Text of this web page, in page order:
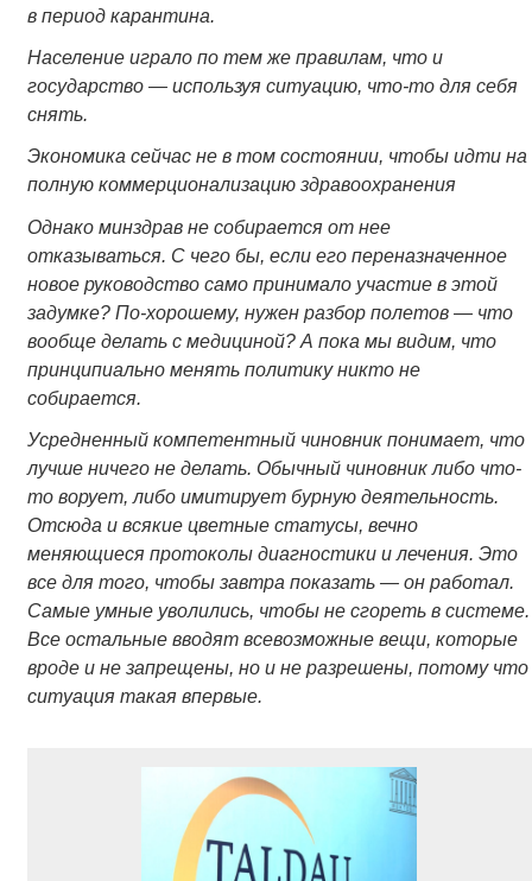
в период карантина.
Население играло по тем же правилам, что и
государство — используя ситуацию, что-то для себя
снять.
Экономика сейчас не в том состоянии, чтобы идти на
полную коммерционализацию здравоохранения
Однако минздрав не собирается от нее
отказываться. С чего бы, если его переназначенное
новое руководство само принимало участие в этой
задумке? По-хорошему, нужен разбор полетов — что
вообще делать с медициной? А пока мы видим, что
принципиально менять политику никто не
собирается.
Усредненный компетентный чиновник понимает, что
лучше ничего не делать. Обычный чиновник либо что-
то ворует, либо имитирует бурную деятельность.
Отсюда и всякие цветные статусы, вечно
меняющиеся протоколы диагностики и лечения. Это
все для того, чтобы завтра показать — он работал.
Самые умные уволились, чтобы не сгореть в системе.
Все остальные вводят всевозможные вещи, которые
вроде и не запрещены, но и не разрешены, потому что
ситуация такая впервые.